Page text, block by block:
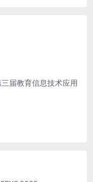
届教育信息技术应用